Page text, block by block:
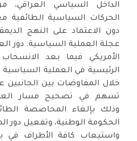
الداخل السياسي
الحركات السياسية
دون الاعتماد على النهج
عجلة العملية السياسية. دور
الأمريكي فيما بعد
الرئيسية في العملية
خلال المفاوضات بين
تسهم في تصحيح مسار
وذلك بإلغاء المحاصصة
الحكومة الوطنية، وتفعيل دور
واستيعاب كافة الأطراف في